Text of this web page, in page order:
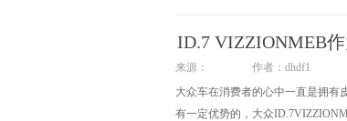
ID.7 VIZZIONMEB
来源： 作者：dhdf1
大众车在消费者的心中一直是拥有
有一定优势的，大众